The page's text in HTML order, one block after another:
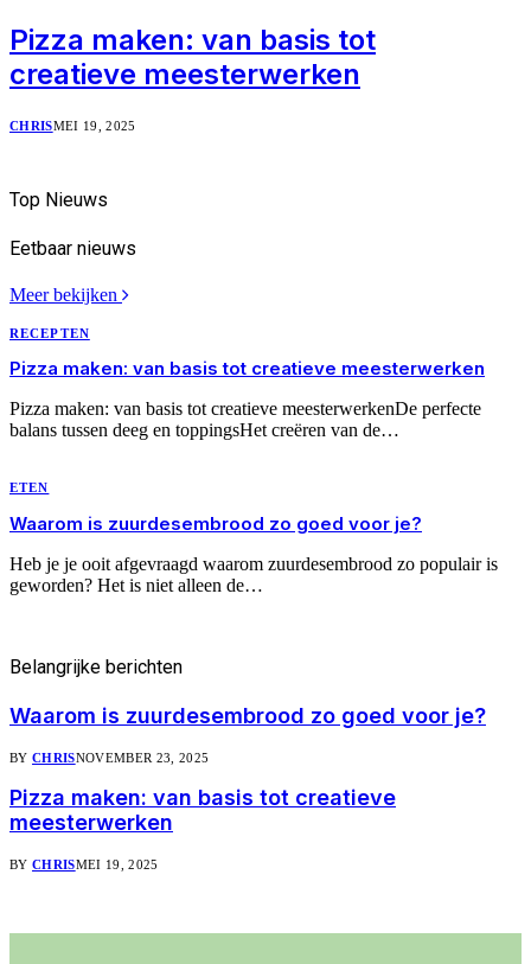
Pizza maken: van basis tot
creatieve meesterwerken
CHRISMEI 19, 2025
Top Nieuws
Eetbaar nieuws
Meer bekijken
RECEPTEN
Pizza maken: van basis tot creatieve meesterwerken
Pizza maken: van basis tot creatieve meesterwerkenDe perfecte
balans tussen deeg en toppingsHet creëren van de…
ETEN
Waarom is zuurdesembrood zo goed voor je?
Heb je je ooit afgevraagd waarom zuurdesembrood zo populair is
geworden? Het is niet alleen de…
Belangrijke berichten
Waarom is zuurdesembrood zo goed voor je?
BY CHRISNOVEMBER 23, 2025
Pizza maken: van basis tot creatieve
meesterwerken
BY CHRISMEI 19, 2025